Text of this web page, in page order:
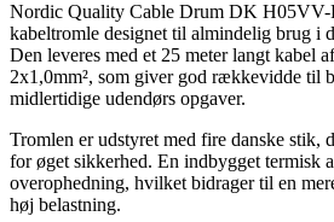
Nordic Quality Cable Drum DK H05VV-
kabeltromle designet til almindelig brug i
Den leveres med et 25 meter langt kabel
2x1,0mm², som giver god rækkevidde til
midlertidige udendørs opgaver.
Tromlen er udstyret med fire danske stik,
for øget sikkerhed. En indbygget termisk
overophedning, hvilket bidrager til en
høj belastning.